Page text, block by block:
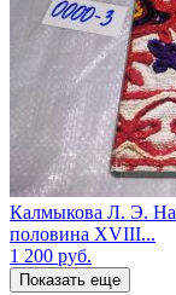
Калмыкова Л. Э.
половина XVIII...
1 200 руб.
Показать еще